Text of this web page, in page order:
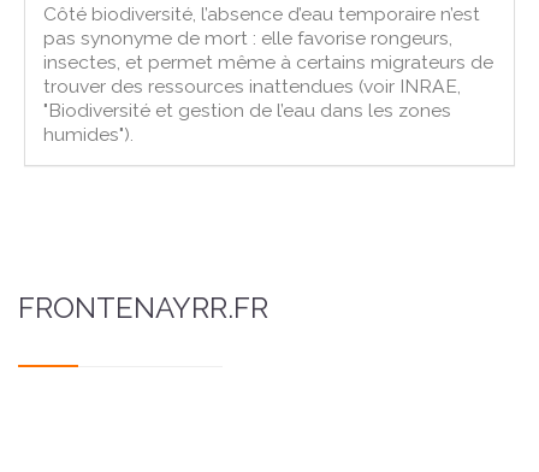
Côté biodiversité, l’absence d’eau temporaire n’est
pas synonyme de mort : elle favorise rongeurs,
insectes, et permet même à certains migrateurs de
trouver des ressources inattendues (voir INRAE,
"Biodiversité et gestion de l’eau dans les zones
humides").
FRONTENAYRR.FR